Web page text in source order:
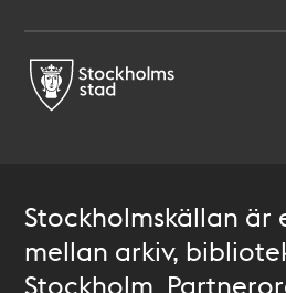
Stockholmskällan är
mellan arkiv,
Stockholm.